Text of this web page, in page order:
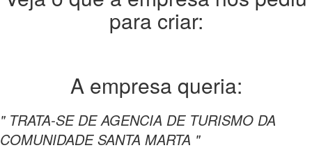
para criar:
A empresa queria:
" TRATA-SE DE AGENCIA DE TURISMO DA
COMUNIDADE SANTA MARTA "